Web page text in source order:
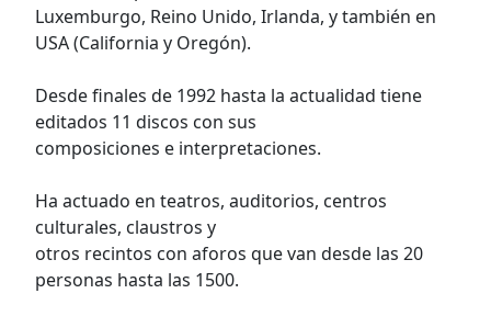
Luxemburgo, Reino Unido, Irlanda, y también en
USA (California y Oregón).
Desde finales de 1992 hasta la actualidad tiene
editados 11 discos con sus
composiciones e interpretaciones.
Ha actuado en teatros, auditorios, centros
culturales, claustros y
otros recintos con aforos que van desde las 20
personas hasta las 1500.